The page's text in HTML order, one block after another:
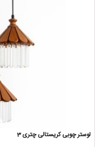
لوستر چوبی کریستالی چتری 3